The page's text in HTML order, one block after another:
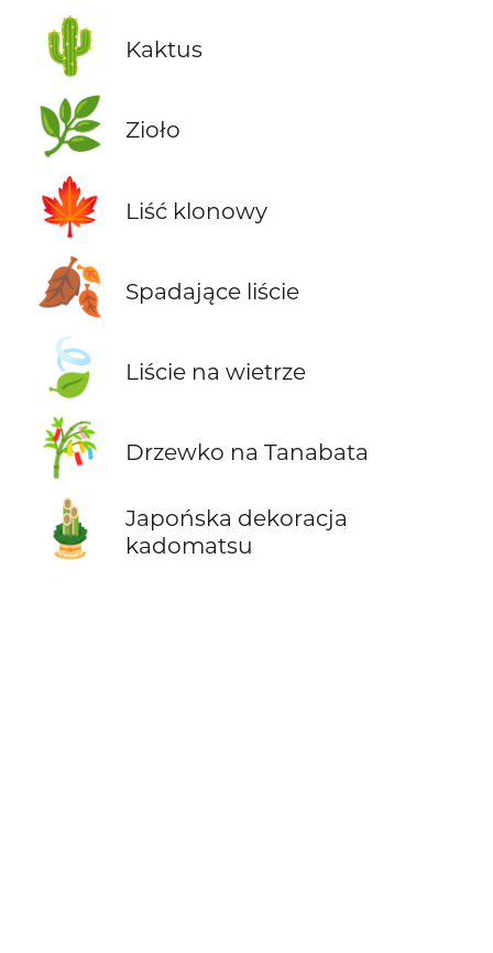
🌵 Kaktus
🌿 Zioło
🍁 Liść klonowy
🍂 Spadające liście
🍃 Liście na wietrze
🎋 Drzewko na Tanabata
🎍
Japońska dekoracja
kadomatsu